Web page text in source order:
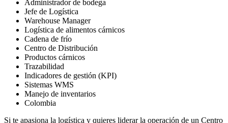
Administrador de bodega
Jefe de Logística
Warehouse Manager
Logística de alimentos cárnicos
Cadena de frío
Centro de Distribución
Productos cárnicos
Trazabilidad
Indicadores de gestión (KPI)
Sistemas WMS
Manejo de inventarios
Colombia
Si te apasiona la logística y quieres liderar la operación de un Centro